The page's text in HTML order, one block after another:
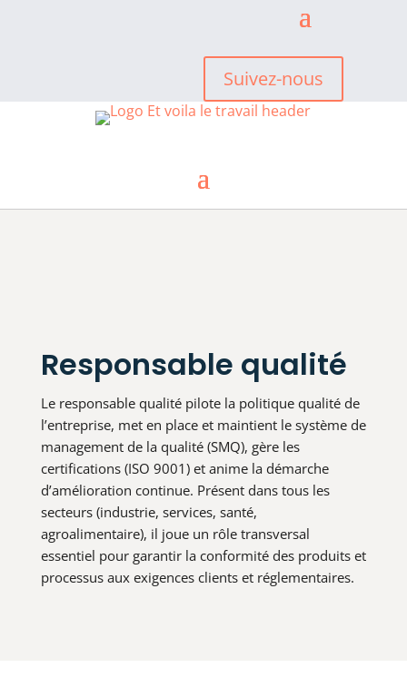
Suivez-nous
Responsable qualité
Le responsable qualité pilote la politique qualité de
l’entreprise, met en place et maintient le système de
management de la qualité (SMQ), gère les
certifications (ISO 9001) et anime la démarche
d’amélioration continue. Présent dans tous les
secteurs (industrie, services, santé,
agroalimentaire), il joue un rôle transversal
essentiel pour garantir la conformité des produits et
processus aux exigences clients et réglementaires.